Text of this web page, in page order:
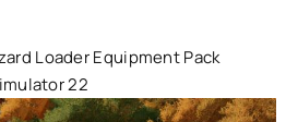
Loader Equipment Pack
22